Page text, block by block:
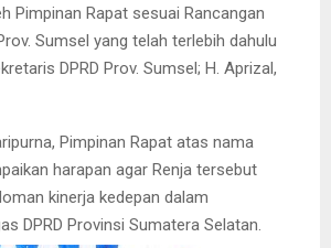
Pimpinan Rapat sesuai Rancangan
Sumsel yang telah terlebih dahulu
DPRD Prov. Sumsel; H. Aprizal,
Pimpinan Rapat atas nama
harapan agar Renja tersebut
kinerja kedepan dalam
DPRD Provinsi Sumatera Selatan.